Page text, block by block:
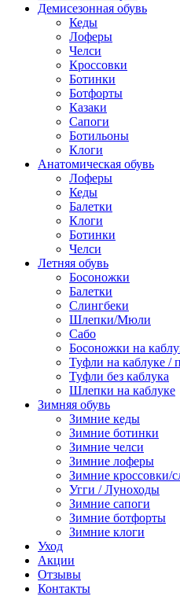
Демисезонная обувь
Кеды
Лоферы
Челси
Кроссовки
Ботинки
Ботфорты
Казаки
Сапоги
Ботильоны
Клоги
Анатомическая обувь
Лоферы
Кеды
Балетки
Клоги
Ботинки
Челси
Летняя обувь
Босоножки
Балетки
Слингбеки
Шлепки/Мюли
Сабо
Босоножки на
Туфли на каблуке /
Туфли без каблука
Шлепки на каблуке
Зимняя обувь
Зимние кеды
Зимние ботинки
Зимние челси
Зимние лоферы
Зимние кроссовки/
Угги / Луноходы
Зимние сапоги
Зимние ботфорты
Зимние клоги
Уход
Акции
Отзывы
Контакты